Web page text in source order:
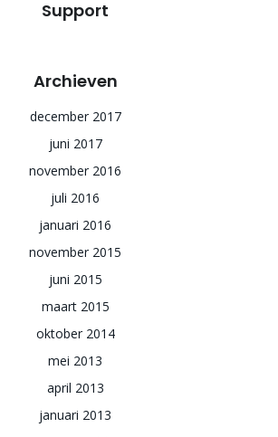
Support
Archieven
december 2017
juni 2017
november 2016
juli 2016
januari 2016
november 2015
juni 2015
maart 2015
oktober 2014
mei 2013
april 2013
januari 2013